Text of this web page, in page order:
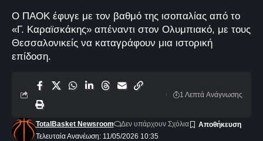
Ο ΠΑΟΚ έφυγε με τον βαθμό της ισοπαλίας από το
«Γ. Καραϊσκάκης» απέναντι στον Ολυμπιακό, με τους
Θεσσαλονικείς να καταγράφουν μια ιστορική
επίδοση.
Τελευταία Ανανέωση: 11/05/2026 10:35
TotalBasket Newsroom Δεν υπάρχουν Σχόλια
1 Λεπτά Aνάγνωσης